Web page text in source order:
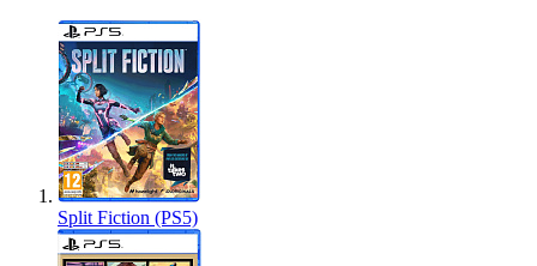
Split Fiction (PS5)